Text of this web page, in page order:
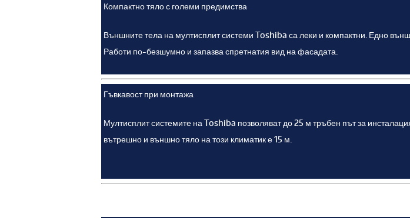
Компактно тяло с големи предимства
Външните тела на мултисплит системи Toshiba са леки и компактни. Едно
Работи по-безшумно и запазва спретнатия вид на фасадата.
Гъвкавост при монтажа
Мултисплит системите на Toshiba позволяват до 25 м тръбен път за
вътрешно и външно тяло на този климатик е 15 м.